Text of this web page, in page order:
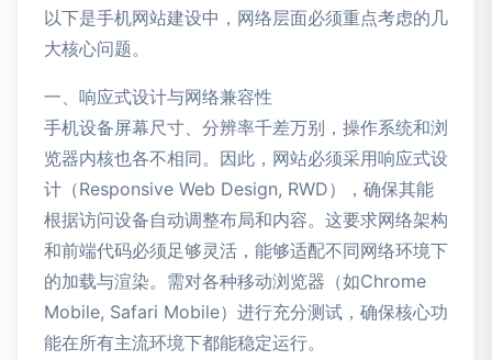
以下是手机网站建设中，网络层面必须重点考虑的几
大核心问题。
一、响应式设计与网络兼容性
手机设备屏幕尺寸、分辨率千差万别，操作系统和浏
览器内核也各不相同。因此，网站必须采用响应式设
计（Responsive Web Design, RWD），确保其能
根据访问设备自动调整布局和内容。这要求网络架构
和前端代码必须足够灵活，能够适配不同网络环境下
的加载与渲染。需对各种移动浏览器（如Chrome
Mobile, Safari Mobile）进行充分测试，确保核心功
能在所有主流环境下都能稳定运行。